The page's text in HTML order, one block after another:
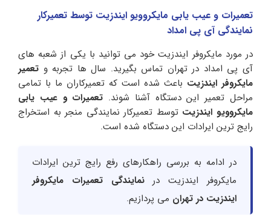
تعمیرات و عیب یابی مایکروویو ایندزیت توسط تعمیرکار
نمایندگی آی پی امداد
در مورد مایکروفر ایندزیت خود می توانید با یکی از شعبه های
آی پی امداد در تهران تماس بگیرید. سال ها تجربه و تعمیر
مایکروفر ایندزیت باعث شده است که تعمیرکاران ما با تمامی
مراحل تعمیر این دستگاه آشنا شوند. تعمیرات و عیب یابی
مایکروویو ایندزیت توسط تعمیرکار نمایندگی منجر به استخراج
رایج ترین ایرادات این دستگاه شده است.
در ادامه به بررسی راهکارهای رفع رایج ترین ایرادات
مایکروفر ایندزیت درنمایندگی تعمیرات مایکروفر
ایندزیت در تهران می پردازیم.